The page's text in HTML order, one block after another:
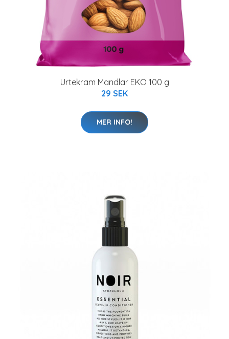
Urtekram Mandlar EKO 100 g
29 SEK
MER INFO!